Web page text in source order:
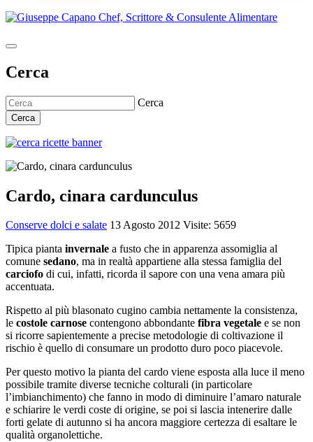
Cerca
Cerca
Cerca
Cardo, cinara cardunculus
Conserve dolci e salate 13 Agosto 2012 Visite: 5659
Tipica pianta invernale a fusto che in apparenza assomiglia al
comune sedano, ma in realtà appartiene alla stessa famiglia del
carciofo di cui, infatti, ricorda il sapore con una vena amara più
accentuata.
Rispetto al più blasonato cugino cambia nettamente la consistenza,
le costole carnose contengono abbondante fibra vegetale e se non
si ricorre sapientemente a precise metodologie di coltivazione il
rischio è quello di consumare un prodotto duro poco piacevole.
Per questo motivo la pianta del cardo viene esposta alla luce il meno
possibile tramite diverse tecniche colturali (in particolare
l’imbianchimento) che fanno in modo di diminuire l’amaro naturale
e schiarire le verdi coste di origine, se poi si lascia intenerire dalle
forti gelate di autunno si ha ancora maggiore certezza di esaltare le
qualità organolettiche.